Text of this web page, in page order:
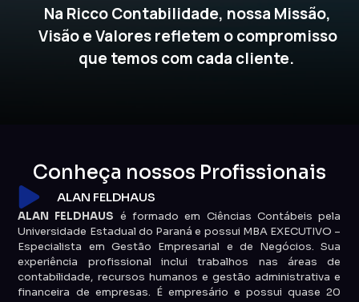
Na Ricco Contabilidade, nossa Missão,
Visão e Valores refletem o compromisso
que temos com cada cliente.
Conheça nossos Profissionais
ALAN FELDHAUS
ALAN FELDHAUS é formado em Ciências Contábeis pela
Universidade Estadual do Paraná e possui MBA EXECUTIVO –
Especialista em Gestão Empresarial e de Negócios. Sua
experiência profissional inclui trabalhos nas áreas de
contabilidade, recursos humanos e gestão administrativa e
financeira de empresas. É empresário e possui quase 20